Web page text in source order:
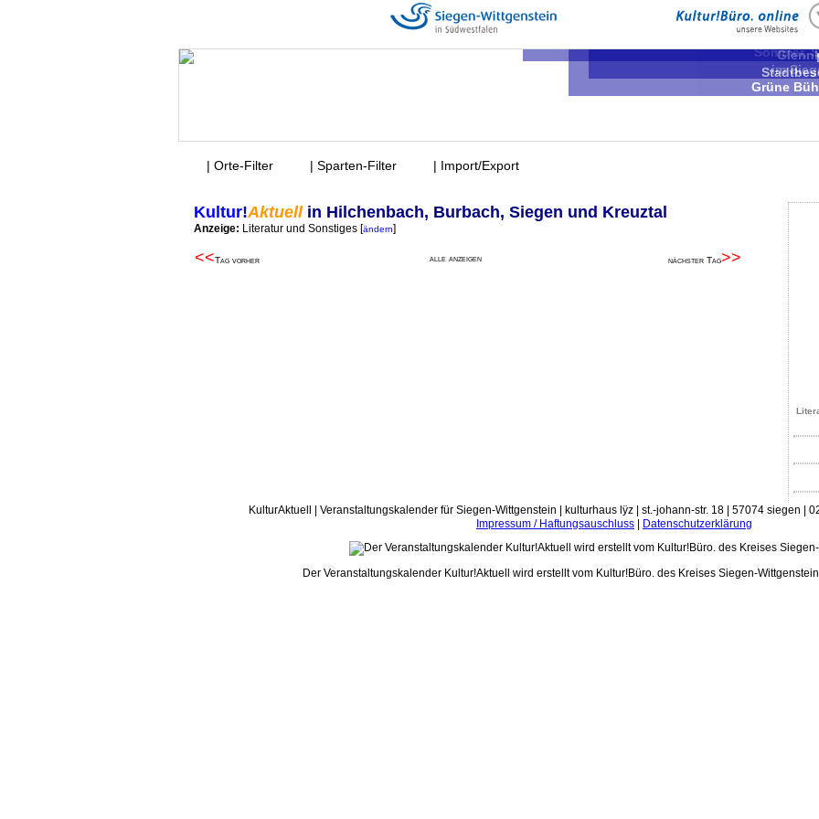
Vorlesestunde
Sommer,
im
Grüne
| Orte-Filter | Sparten-Filter | Import/Export
Kultur!Aktuellin Hilchenbach, Burbach, Siegen und Kreuztal
Anzeige: Literatur und Sonstiges [ändern]
<<Tag vorher alle anzeigen nächster Tag>>
KulturAktuell | Veranstaltungskalender für Siegen-Wittgenstein | kulturhaus lÿz | st.-johann-str. 18 | 57074 siegen |
Impressum / Haftungsauschluss
Datenschutzerklärung
Der Veranstaltungskalender Kultur!Aktuell wird erstellt vom Kultur!Büro. des Kreises Siegen-